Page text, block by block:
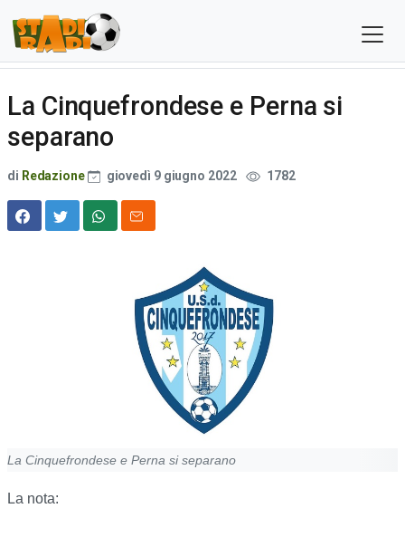
La Cinquefrondese e Perna si
separano
di Redazione giovedì 9 giugno 2022 1782
La Cinquefrondese e Perna si separano
La nota: